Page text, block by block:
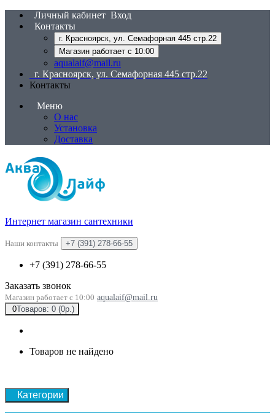
Личный кабинет Вход
Контакты
г. Красноярск, ул. Семафорная 445 стр.22
Магазин работает с 10:00
aqualaif@mail.ru
г. Красноярск, ул. Семафорная 445 стр.22
Контакты
Меню
О нас
Установка
Доставка
Интернет магазин сантехники
Наши контакты +7 (391) 278-66-55
+7 (391) 278-66-55
Заказать звонок
Магазин работает с 10:00 aqualaif@mail.ru
0Товаров: 0 (0р.)
Товаров не найдено
Категории